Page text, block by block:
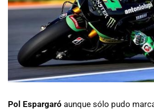
Pol Espargaró aunque sólo pudo